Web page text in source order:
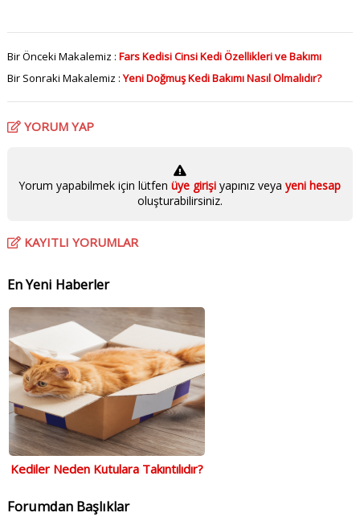
Bir Önceki Makalemiz : Fars Kedisi Cinsi Kedi Özellikleri ve Bakımı
Bir Sonraki Makalemiz :Yeni Doğmuş Kedi Bakımı Nasıl Olmalıdır?
YORUM YAP
Yorum yapabilmek için lütfenüye girişiyapınız veya yeni hesap
oluşturabilirsiniz.
KAYITLI YORUMLAR
En Yeni Haberler
Kediler Neden Kutulara Takıntılıdır?
Forumdan Başlıklar